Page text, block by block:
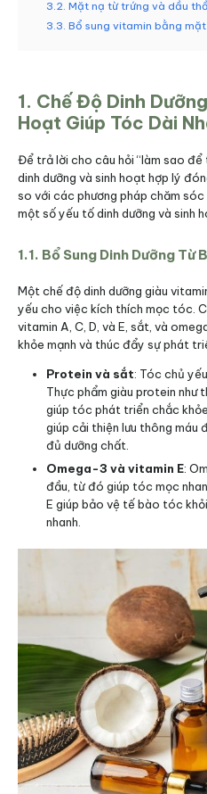
3.2. Mặt nạ từ trứng và dầu
3.3. Bổ sung vitamin bằng
1. Chế Độ Dinh
Hoạt Giúp Tóc Dài
Để trả lời cho câu hỏi “làm sao
dinh dưỡng và sinh hoạt hợp lý
so với các phương pháp chăm
một số yếu tố dinh dưỡng và sinh
1.1. Bổ Sung Dinh Dưỡng Từ
Một chế độ dinh dưỡng giàu
yếu cho việc kích thích mọc tóc.
vitamin A, C, D, và E, sắt, và
khỏe mạnh và thúc đẩy sự phát
Protein và sắt: Tóc chủ
Thực phẩm giàu protein như
giúp tóc phát triển chắc
giúp cải thiện lưu thông máu
đủ dưỡng chất.
Omega-3 và vitamin E:
đầu, từ đó giúp tóc mọc
E giúp bảo vệ tế bào tóc
nhanh.